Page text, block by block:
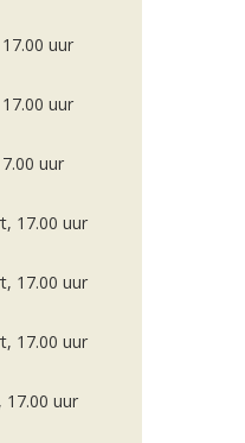
uur
uur
uur
17.00 uur
17.00 uur
17.00 uur
uur